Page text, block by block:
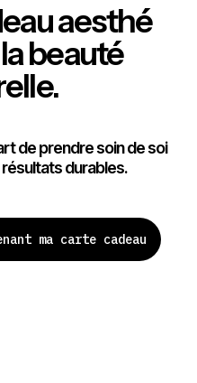
aesthé
beauté
de prendre soin de soi
durables.
ma carte cadeau